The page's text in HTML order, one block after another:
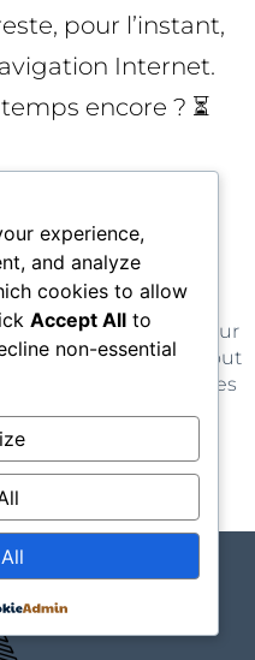
pour l’instant,
Internet.
encore ? ⏳
les tous débuts
tout vu sur
suis pas loin d'avoir tout
des trucs et astuces
sans secret mais
! J'en profite
détruire quelques
idées...
experience,
and analyze
cookies to allow
Accept All to
non-essential